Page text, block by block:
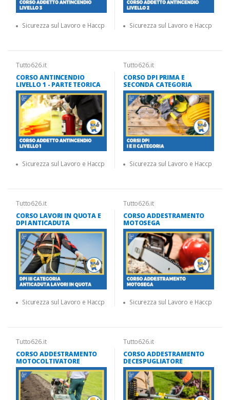
Sicurezza sul Lavoro e Haccp Sicurezza sul Lavoro e Haccp
Tutto626.it
CORSO ANTINCENDIO
LIVELLO 1 - PARTE TEORICA
Sicurezza sul Lavoro e Haccp
Tutto626.it
CORSO DPI PRIMA E
SECONDA CATEGORIA
Sicurezza sul Lavoro e Haccp
Tutto626.it
CORSO LAVORI IN QUOTA E
DPI ANTICADUTA
Sicurezza sul Lavoro e Haccp
Tutto626.it
CORSO ADDESTRAMENTO
MOTOSEGA
Sicurezza sul Lavoro e Haccp
Tutto626.it
CORSO ADDESTRAMENTO
MOTOCOLTIVATORE
Tutto626.it
CORSO ADDESTRAMENTO
DECESPUGLIATORE